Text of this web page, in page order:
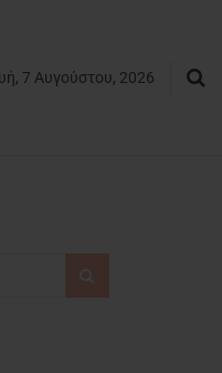
7 Αυγούστου, 2026